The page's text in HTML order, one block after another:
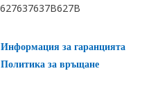
627637637B627B
Информация за гаранцията
Политика за връщане